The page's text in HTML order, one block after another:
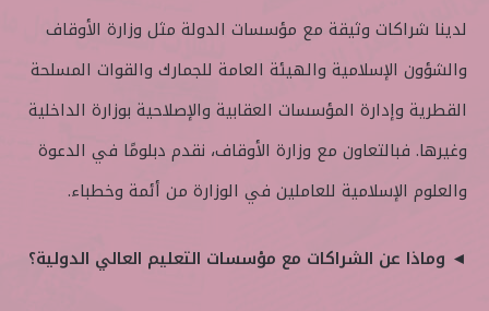
لدينا شراكات وثيقة مع مؤسسات الدولة مثل وزارة الأوقاف
والشؤون الإسلامية والهيئة العامة للجمارك والقوات المسلحة
القطرية وإدارة المؤسسات العقابية والإصلاحية بوزارة الداخلية
وغيرها. فبالتعاون مع وزارة الأوقاف، نقدم دبلومًا في الدعوة
والعلوم الإسلامية للعاملين في الوزارة من أئمة وخطباء.
◄ وماذا عن الشراكات مع مؤسسات التعليم العالي الدولية؟